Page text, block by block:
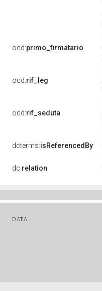
ocd:primo_firmatario
ocd:rif_leg
ocd:rif_seduta
dcterms:isReferencedBy
dc:relation
DATA